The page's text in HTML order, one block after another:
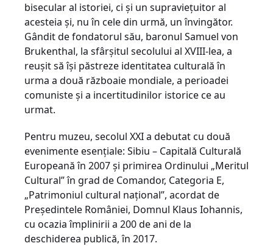
bisecular al istoriei, ci și un supraviețuitor al
acesteia și, nu în cele din urmă, un învingător.
Gândit de fondatorul său, baronul Samuel von
Brukenthal, la sfârșitul secolului al XVIII-lea, a
reușit să își păstreze identitatea culturală în
urma a două războaie mondiale, a perioadei
comuniste și a incertitudinilor istorice ce au
urmat.
Pentru muzeu, secolul XXI a debutat cu două
evenimente esențiale: Sibiu – Capitală Culturală
Europeană în 2007 și primirea Ordinului „Meritul
Cultural” în grad de Comandor, Categoria E,
„Patrimoniul cultural național”, acordat de
Președintele României, Domnul Klaus Iohannis,
cu ocazia împlinirii a 200 de ani de la
deschiderea publică, în 2017.